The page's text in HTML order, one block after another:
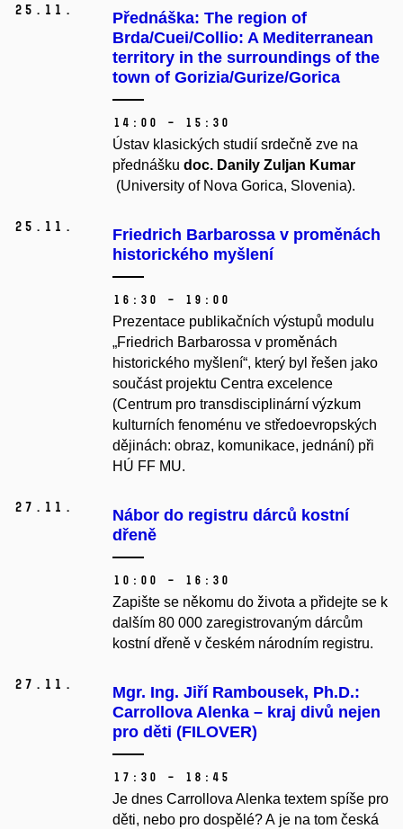
25. 11.
Přednáška: The region of
Brda/Cuei/Collio: A Mediterranean
territory in the surroundings of the
town of Gorizia/Gurize/Gorica
14:00 – 15:30
Ústav klasických studií srdečně zve na
přednášku doc. Danily Zuljan Kumar
(University of Nova Gorica, Slovenia).
25. 11.
Friedrich Barbarossa v proměnách
historického myšlení
16:30 – 19:00
Prezentace publikačních výstupů modulu
„Friedrich Barbarossa v proměnách
historického myšlení“, který byl řešen jako
součást projektu Centra excelence
(Centrum pro transdisciplinární výzkum
kulturních fenoménu ve středoevropských
dějinách: obraz, komunikace, jednání) při
HÚ FF MU.
27. 11.
Nábor do registru dárců kostní
dřeně
10:00 – 16:30
Zapište se někomu do života a přidejte se k
dalším 80 000 zaregistrovaným dárcům
kostní dřeně v českém národním registru.
27. 11.
Mgr. Ing. Jiří Rambousek, Ph.D.:
Carrollova Alenka – kraj divů nejen
pro děti (FILOVER)
17:30 – 18:45
Je dnes Carrollova Alenka textem spíše pro
děti, nebo pro dospělé? A je na tom česká